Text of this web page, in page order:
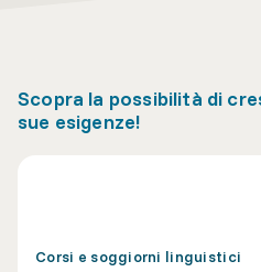
Scopra la possibilità di
sue esigenze!
Corsi e soggiorni linguistici